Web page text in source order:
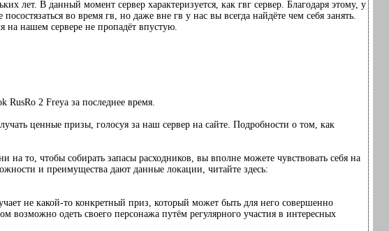
лет. В данный момент сервер характеризуется, как гвг сервер. Благодаря этому, у
во время гв, но даже вне гв у нас вы всегда найдёте чем себя занять.
на нашем сервере не пропадёт впустую.
2 Freya за последнее время.
ценные призы, голосуя за наш сервер на сайте. Подробности о том, как
то, чтобы собирать запасы расходников, вы вполне можете чувствовать себя на
и преимущества дают данные локации, читайте здесь:
не какой-то конкретный приз, который может быть для него совершенно
возможно одеть своего персонажа путём регулярного участия в интересных